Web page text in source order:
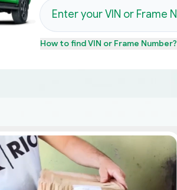
How to findVIN or Frame Number?